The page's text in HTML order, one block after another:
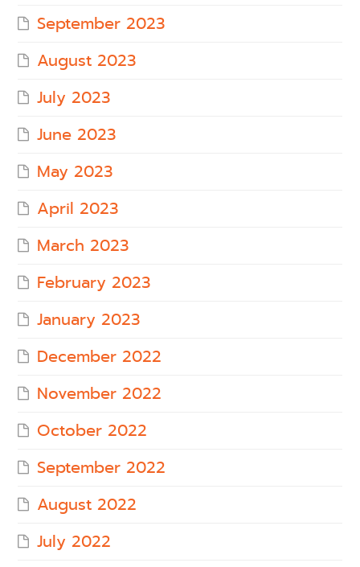
September 2023
August 2023
July 2023
June 2023
May 2023
April 2023
March 2023
February 2023
January 2023
December 2022
November 2022
October 2022
September 2022
August 2022
July 2022